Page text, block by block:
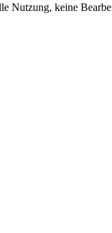
Nutzung, keine